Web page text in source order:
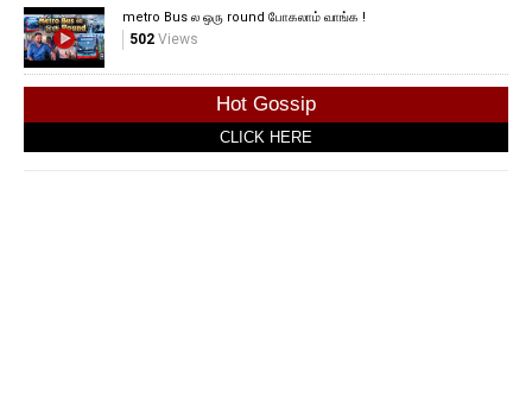
metro Bus ல ஒரு round போகலாம் வாங்க !
502Views
Hot Gossip
CLICK HERE